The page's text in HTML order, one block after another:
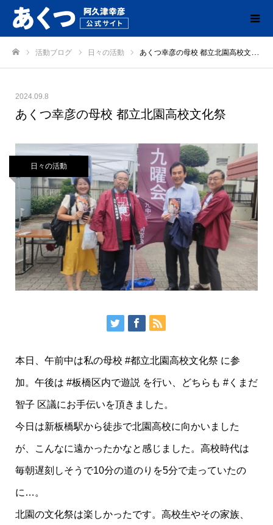
活動ブログ 日々の活動 あくつ幸彦の母校 都立北園高校文化祭
2024.09.8
あくつ幸彦の母校 都立北園高校文化祭
日々の活動
本日、午前中は私の母校 #都立北園高校文化祭 に参
加。午後は #板橋区内で遊説 を行い、どちらも #くまだ
智子 区議にお手伝いを頂きました。
今日は新板橋駅から徒歩で北園高校に向かいました
が、こんなに遠かったかなと感じました。高校時代は
毎朝遅刻しそうで10分の道のりを5分で走っていたの
に…。
北園の文化祭は楽しかったです。高校生やその家族、